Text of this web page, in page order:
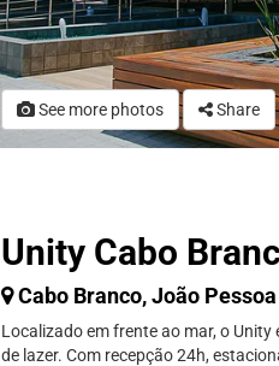
See more photos Share
Unity Cabo
Cabo Branco, João Pessoa
Localizado em frente ao mar, o
de lazer. Com recepção 24h,